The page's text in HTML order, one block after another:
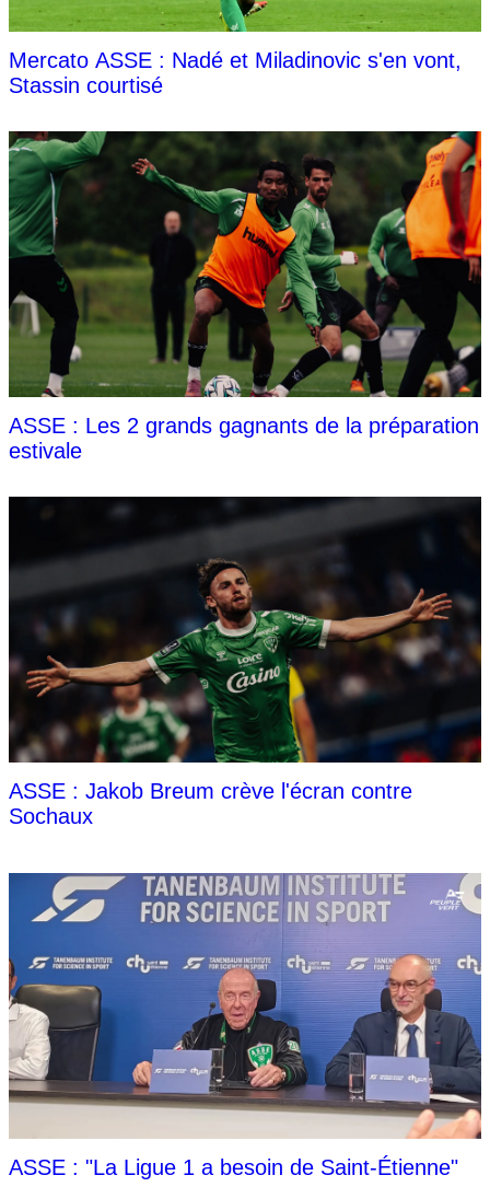
Mercato ASSE : Nadé et Miladinovic s'en vont,
Stassin courtisé
ASSE : Les 2 grands gagnants de la préparation
estivale
ASSE : Jakob Breum crève l'écran contre
Sochaux
ASSE : "La Ligue 1 a besoin de Saint-Étienne"